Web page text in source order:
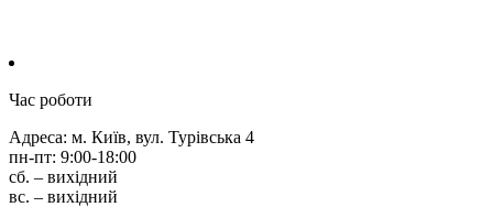
Час роботи
Адреса: м. Київ, вул. Турівська 4
пн-пт: 9:00-18:00
сб. – вихідний
вс. – вихідний